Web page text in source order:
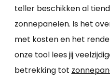
teller beschikken al
zonnepanelen. Is het
met kosten en het
onze tool lees jij
betrekking tot